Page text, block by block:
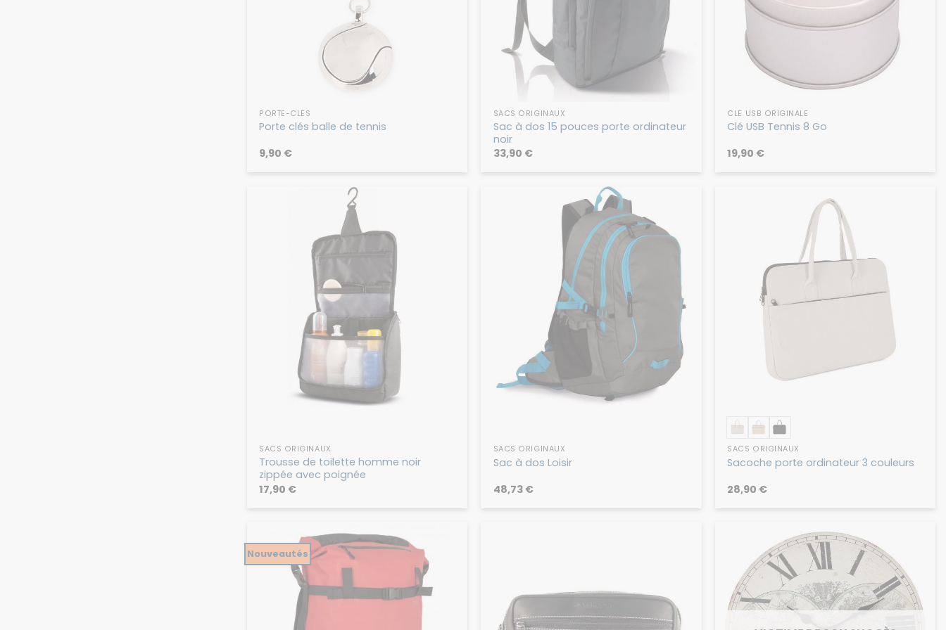
PORTE-CLÉS
Porte clés balle de tennis
9,90 €
SACS ORIGINAUX
Sac à dos 15 pouces porte ordinateur
noir
33,90 €
CLÉ USB ORIGINALE
Clé USB Tennis 8 Go
19,90 €
SACS ORIGINAUX
Trousse de toilette homme noir
zippée avec poignée
17,90 €
SACS ORIGINAUX
Sac à dos Loisir
48,73 €
SACS ORIGINAUX
Sacoche porte ordinateur 3 couleurs
28,90 €
Nouveautés